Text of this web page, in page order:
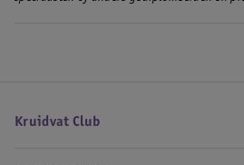
Kruidvat Club